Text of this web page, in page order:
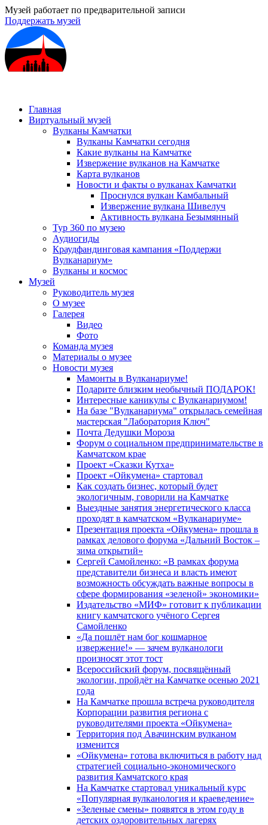
Музей работает по предварительной записи
Поддержать музей
Главная
Виртуальный музей
Вулканы Камчатки
Вулканы Камчатки сегодня
Какие вулканы на Камчатке
Извержение вулканов на Камчатке
Карта вулканов
Новости и факты о вулканах Камчатки
Проснулся вулкан Камбальный
Извержение вулкана Шивелуч
Активность вулкана Безымянный
Тур 360 по музею
Аудиогиды
Краудфандинговая кампания «Поддержи
Вулканариум»
Вулканы и космос
Музей
Руководитель музея
О музее
Галерея
Видео
Фото
Команда музея
Материалы о музее
Новости музея
Мамонты в Вулканариуме!
Подарите близким необычный ПОДАРОК!
Интересные каникулы с Вулканариумом!
На базе "Вулканариума" открылась семейная
мастерская "Лаборатория Ключ"
Почта Дедушки Мороза
Форум о социальном предпринимательстве в
Камчатском крае
Проект «Сказки Кутха»
Проект «Ойкумена» стартовал
Как создать бизнес, который будет
экологичным, говорили на Камчатке
Выездные занятия энергетического класса
проходят в камчатском «Вулканариуме»
Презентация проекта «Ойкумена» прошла в
рамках делового форума «Дальний Восток –
зима открытий»
Сергей Самойленко: «В рамках форума
представители бизнеса и власть имеют
возможность обсуждать важные вопросы в
сфере формирования «зеленой» экономики»
Издательство «МИФ» готовит к публикации
книгу камчатского учёного Сергея
Самойленко
«Да пошлёт нам бог кошмарное
извержение!» — зачем вулканологи
произносят этот тост
Всероссийский форум, посвящённый
экологии, пройдёт на Камчатке осенью 2021
года
На Камчатке прошла встреча руководителя
Корпорации развития региона с
руководителями проекта «Ойкумена»
Территория под Авачинским вулканом
изменится
«Ойкумена» готова включиться в работу над
стратегией социально-экономического
развития Камчатского края
На Камчатке стартовал уникальный курс
«Популярная вулканология и краеведение»
«Зеленые смены» появятся в этом году в
детских оздоровительных лагерях